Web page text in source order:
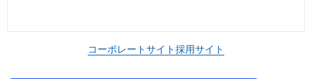
コーポレートサイト採用サイト